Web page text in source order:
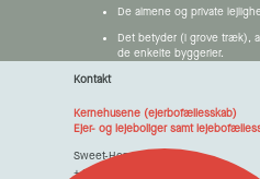
De almene og private
Det betyder (i grove træk),
de enkelte byggerier.
Kontakt
Kernehusene (ejerbofællesskab)
Ejer- og lejeboliger samt
Sweet-Homes
+45 24 64 07 88